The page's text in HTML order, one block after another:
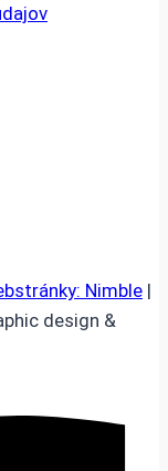
Nimble |
design &